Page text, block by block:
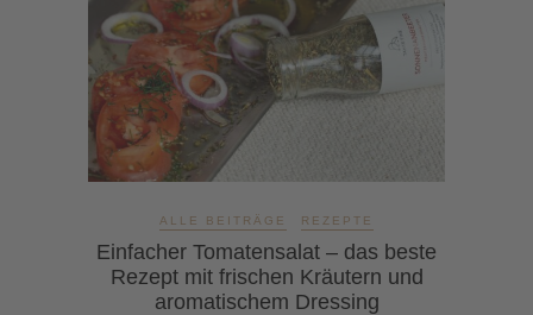
ALLE BEITRÄGE REZEPTE
Einfacher Tomatensalat – das beste
Rezept mit frischen Kräutern und
aromatischem Dressing